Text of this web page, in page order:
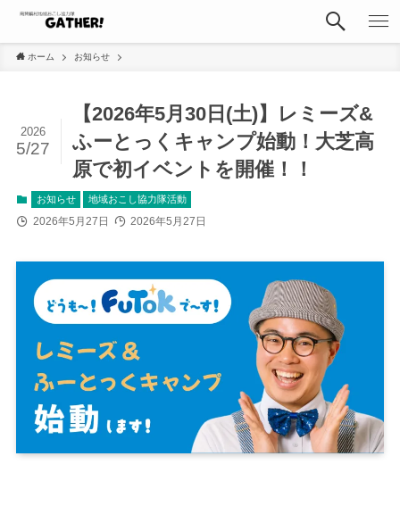
ホーム お知らせ
【2026年5月30日(土)】レミーズ&
ふーとっくキャンプ始動！大芝高
原で初イベントを開催！！
2026
5/27
お知らせ 地域おこし協力隊活動
2026年5月27日 2026年5月27日